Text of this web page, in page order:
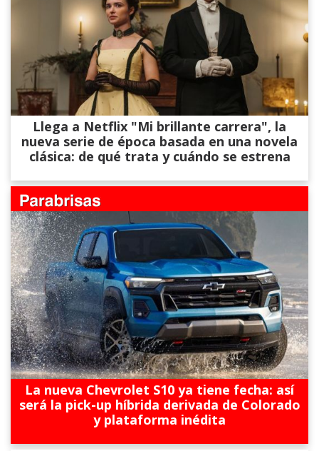
Llega a Netflix "Mi brillante carrera", la
nueva serie de época basada en una novela
clásica: de qué trata y cuándo se estrena
La nueva Chevrolet S10 ya tiene fecha: así
será la pick-up híbrida derivada de Colorado
y plataforma inédita